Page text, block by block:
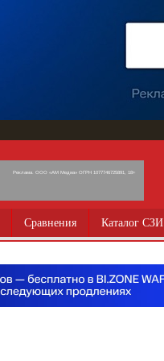
Реклама. ООО «АМ Медиа» ОГРН 1077746725891, 18+
Сравнения Каталог СЗИ